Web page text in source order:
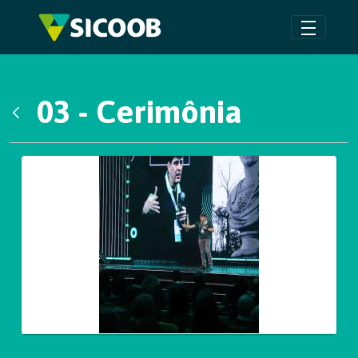
Pular para o Conteúdo principal
03 - Cerimônia